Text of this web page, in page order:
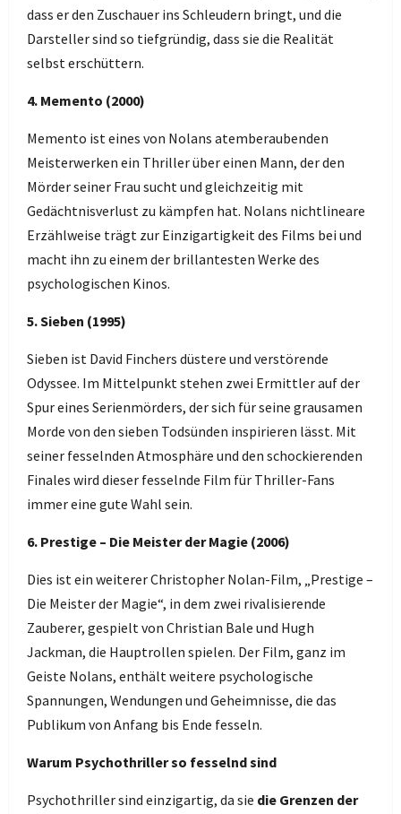
dass er den Zuschauer ins Schleudern bringt, und die
Darsteller sind so tiefgründig, dass sie die Realität
selbst erschüttern.
4. Memento (2000)
Memento ist eines von Nolans atemberaubenden
Meisterwerken ein Thriller über einen Mann, der den
Mörder seiner Frau sucht und gleichzeitig mit
Gedächtnisverlust zu kämpfen hat. Nolans nichtlineare
Erzählweise trägt zur Einzigartigkeit des Films bei und
macht ihn zu einem der brillantesten Werke des
psychologischen Kinos.
5. Sieben (1995)
Sieben ist David Finchers düstere und verstörende
Odyssee. Im Mittelpunkt stehen zwei Ermittler auf der
Spur eines Serienmörders, der sich für seine grausamen
Morde von den sieben Todsünden inspirieren lässt. Mit
seiner fesselnden Atmosphäre und den schockierenden
Finales wird dieser fesselnde Film für Thriller-Fans
immer eine gute Wahl sein.
6. Prestige – Die Meister der Magie (2006)
Dies ist ein weiterer Christopher Nolan-Film, „Prestige –
Die Meister der Magie“, in dem zwei rivalisierende
Zauberer, gespielt von Christian Bale und Hugh
Jackman, die Hauptrollen spielen. Der Film, ganz im
Geiste Nolans, enthält weitere psychologische
Spannungen, Wendungen und Geheimnisse, die das
Publikum von Anfang bis Ende fesseln.
Warum Psychothriller so fesselnd sind
Psychothriller sind einzigartig, da sie die Grenzen der